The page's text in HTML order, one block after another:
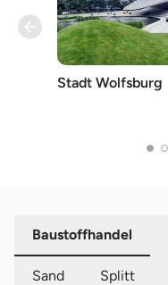
Stadt Wolfsburg
Baustoffhandel
Sand Splitt